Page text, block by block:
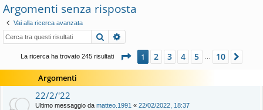
Argomenti senza risposta
Vai alla ricerca avanzata
Cerca
La ricerca ha trovato 245 risultati Pagina di 10
1 2 3 4 5 10
Argomenti
22/2/'22
Ultimo messaggio da matteo.1991 « 22/02/2022, 18:37